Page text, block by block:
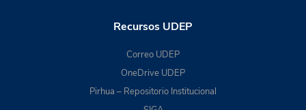
Recursos UDEP
Correo UDEP
OneDrive UDEP
Pirhua – Repositorio Institucional